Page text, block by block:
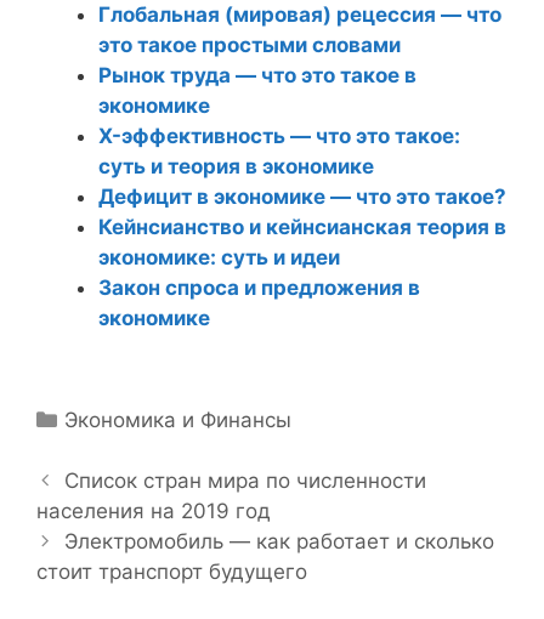
Глобальная (мировая) рецессия — что
это такое простыми словами
Рынок труда — что это такое в
экономике
X-эффективность — что это такое:
суть и теория в экономике
Дефицит в экономике — что это такое?
Кейнсианство и кейнсианская теория в
экономике: суть и идеи
Закон спроса и предложения в
экономике
Р
б
р
и
к
Экономика и Финансы
а
в
и
г
Список стран мира по численности
населения на 2019 год
Электромобиль — как работает и сколько
стоит транспорт будущего